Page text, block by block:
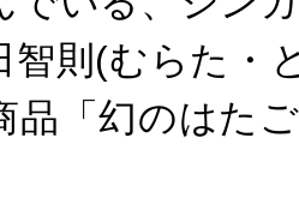
智則(むらた・
品「幻のはた